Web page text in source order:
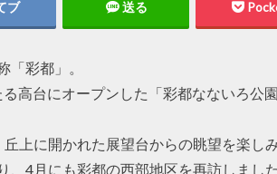
ブ 送る
彩都」。
高台にオープンした「彩都なないろ公
上に開かれた展望台からの眺望を楽し
4月にも彩都の西部地区を再訪しました